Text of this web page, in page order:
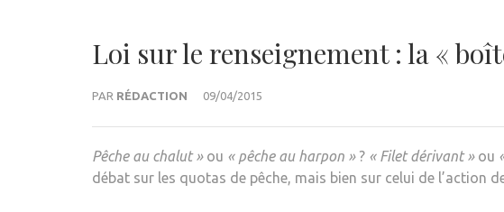
Loi sur le renseignement : la «
PAR RÉDACTION 09/04/2015
Pêche au chalut »ou « pêche au harpon »? « Filet dérivant »ou
débat sur les quotas de pêche, mais bien sur celui de l’action